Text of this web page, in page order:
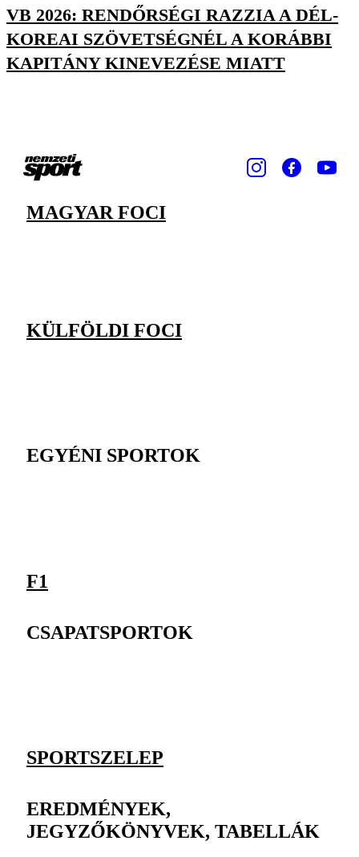
VB 2026: RENDŐRSÉGI RAZZIA A DÉL-
KOREAI SZÖVETSÉGNÉL A KORÁBBI
KAPITÁNY KINEVEZÉSE MIATT
MAGYAR FOCI
KÜLFÖLDI FOCI
EGYÉNI SPORTOK
F1
CSAPATSPORTOK
SPORTSZELEP
EREDMÉNYEK,
JEGYZŐKÖNYVEK, TABELLÁK